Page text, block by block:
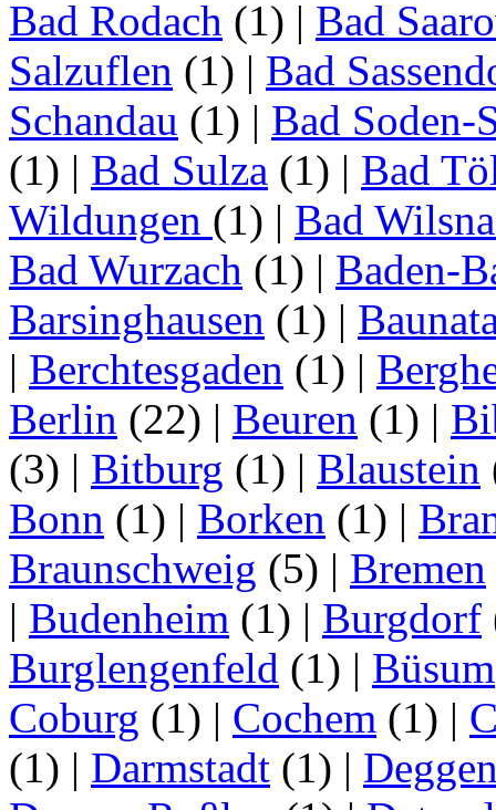
Bad Rodach (1) | Bad
Salzuflen (1) | Bad
Schandau (1) | Bad Soden-
(1) | Bad Sulza (1) | Bad
Wildungen (1) | Bad
Bad Wurzach (1) | Baden-
Barsinghausen (1) |
| Berchtesgaden (1) |
Berlin (22) | Beuren (1) |
(3) | Bitburg (1) | Blaustein
Bonn (1) | Borken (1) |
Braunschweig (5) | Bremen
| Budenheim (1) | Burgdorf
Burglengenfeld (1) | Büsum
Coburg (1) | Cochem (1) |
(1) | Darmstadt (1) |